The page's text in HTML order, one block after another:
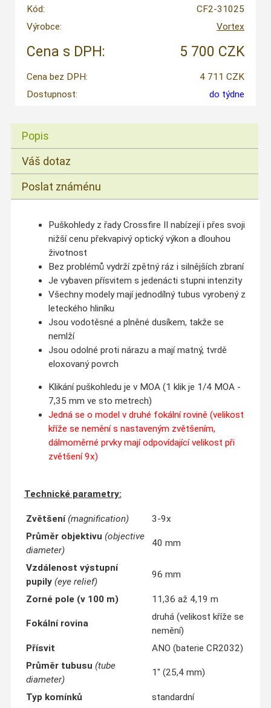
Kód:
CF2-31025
Výrobce:
Vortex
Cena s DPH: 5 700 CZK
Cena bez DPH:
4 711 CZK
Dostupnost:
do týdne
Popis
Váš dotaz
Poslat známénu
Puškohledy z řady Crossfire II nabízejí i přes svoji
nižší cenu překvapivý optický výkon a dlouhou
životnost
Bez problémů vydrží zpětný ráz i silnějších zbraní
Je vybaven přísvitem s jedenácti stupni intenzity
Všechny modely mají jednodílný tubus vyrobený z
leteckého hliníku
Jsou vodotěsné a plněné dusíkem, takže se
nemlží
Jsou odolné proti nárazu a mají matný, tvrdě
eloxovaný povrch
Klikání puškohledu je v MOA (1 klik je 1/4 MOA -
7,35 mm ve sto metrech)
Jedná se o model v druhé fokální rovině (velikost
kříže se nemění s nastaveným zvětšením,
dálmoměrné prvky mají odpovídající velikost při
zvětšení 9x)
Technické parametry:
Zvětšení(magnification)
3-9x
Průměr objektivu (objective
diameter)
40 mm
Vzdálenost výstupní
pupily (eye relief)
96 mm
Zorné pole (v 100 m) 11,36 až 4,19 m
Fokální rovina
druhá (velikost kříže se
nemění)
Přísvit
ANO (baterie CR2032)
Průměr tubusu (tube
diameter)
1" (25,4 mm)
Typ komínků
standardní